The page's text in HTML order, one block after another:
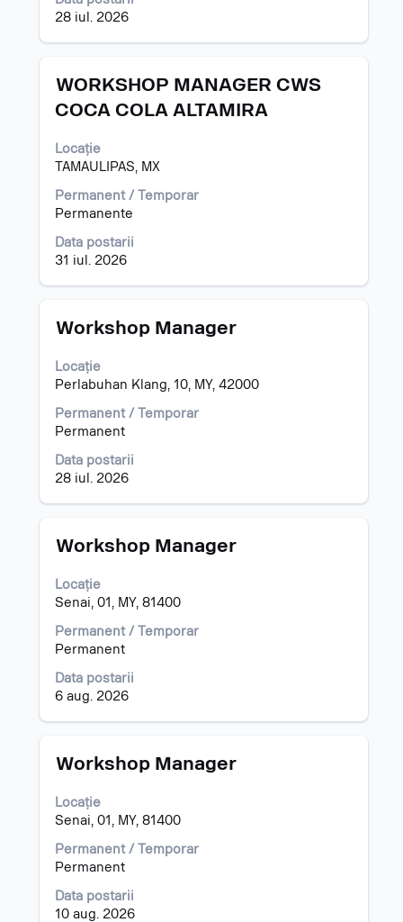
28 iul. 2026
informațiilor
Titlu
WORKSHOP MANAGER CWS
COCA COLA ALTAMIRA
Locație
TAMAULIPAS, MX
Permanent / Temporar
Permanente
Data postarii
31 iul. 2026
Selectați
tasta
pentru
a
vizualiza
întregul
al
informațiilor
Titlu
Workshop Manager
Locație
Perlabuhan Klang, 10, MY, 42000
Permanent / Temporar
Permanent
Data postarii
28 iul. 2026
Selectați
tasta
spațiu
a
vizualiza
conținut
al
informațiilor
post.
Titlu
Workshop Manager
Locație
Senai, 01, MY, 81400
Permanent / Temporar
Permanent
Data postarii
6 aug. 2026
Selectați
tasta
spațiu
pentru
a
vizualiza
conținut
al
informațiilor
post.
Titlu
Workshop Manager
Locație
Senai, 01, MY, 81400
Permanent / Temporar
Permanent
Data postarii
10 aug. 2026
Selectați
tasta
spațiu
pentru
a
vizualiza
conținut